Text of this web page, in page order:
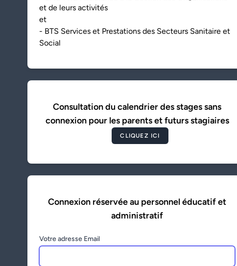
et de leurs activités
et
- BTS Services et Prestations des Secteurs Sanitaire et
Social
Consultation du calendrier des stages sans
connexion pour les parents et futurs stagiaires
CLIQUEZ ICI
Connexion réservée au personnel éducatif et
administratif
Votre adresse Email